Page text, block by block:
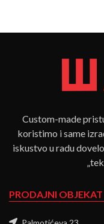
Custom-made
koristimo i same
iskustvo u radu
PRODAJNI